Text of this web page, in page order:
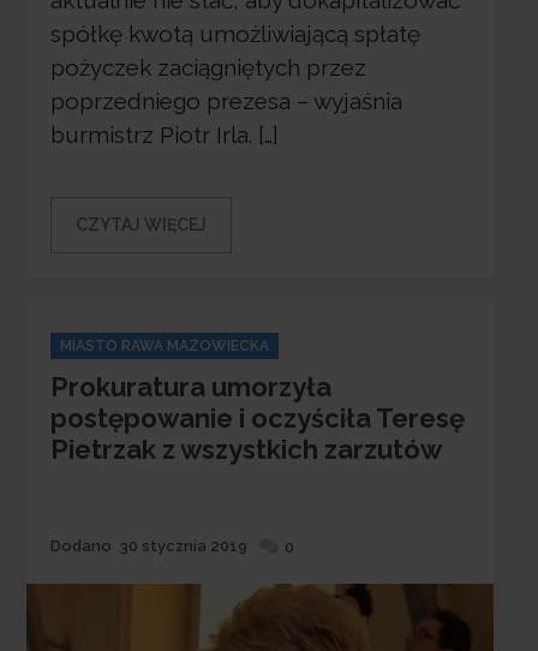
spółkę kwotą umożliwiającą spłatę
pożyczek zaciągniętych przez
poprzedniego prezesa – wyjaśnia
burmistrz Piotr Irla. […]
CZYTAJ WIĘCEJ
Categories
MIASTO RAWA MAZOWIECKA
Prokuratura umorzyła
postępowanie i oczyściła Teresę
Pietrzak z wszystkich zarzutów
Dodane
Dodano 30 stycznia 2019 0